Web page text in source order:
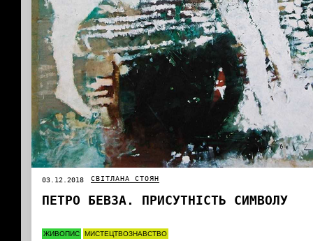
03.12.2018 СВІТЛАНА СТОЯН
ПЕТРО БЕВЗА. ПРИСУТНІСТЬ СИМВОЛУ
ЖИВОПИС МИСТЕЦТВОЗНАВСТВО